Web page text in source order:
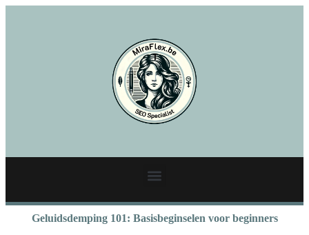
Geluidsdemping 101: Basisbeginselen voor beginners